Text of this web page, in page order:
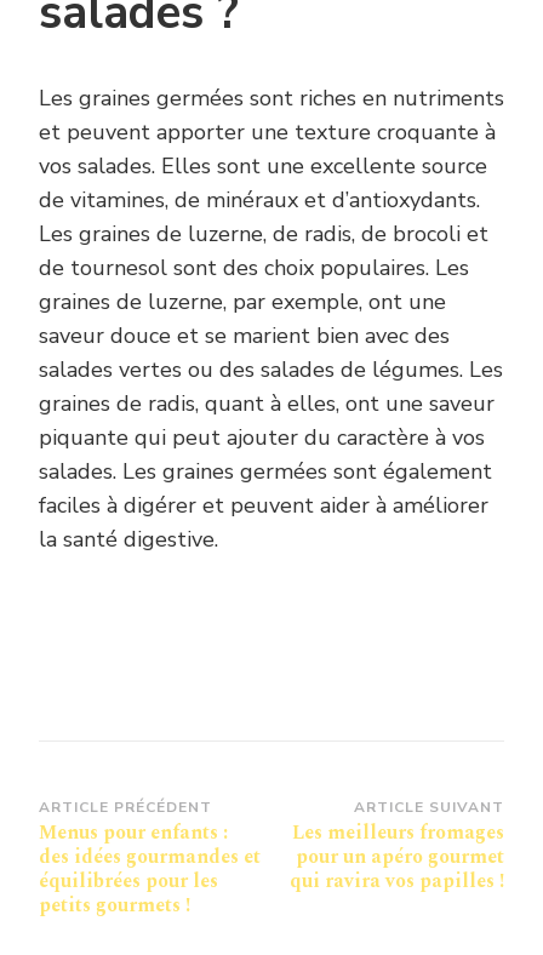
Les graines germées sont riches en nutriments
et peuvent apporter une texture croquante à
vos salades. Elles sont une excellente source
de vitamines, de minéraux et d’antioxydants.
Les graines de luzerne, de radis, de brocoli et
de tournesol sont des choix populaires. Les
graines de luzerne, par exemple, ont une
saveur douce et se marient bien avec des
salades vertes ou des salades de légumes. Les
graines de radis, quant à elles, ont une saveur
piquante qui peut ajouter du caractère à vos
salades. Les graines germées sont également
faciles à digérer et peuvent aider à améliorer
la santé digestive.
Navigation
d’article
ARTICLE PRÉCÉDENT
Menus pour enfants :
des idées gourmandes et
équilibrées pour les
petits gourmets !
ARTICLE SUIVANT
Les meilleurs fromages
pour un apéro gourmet
qui ravira vos papilles !